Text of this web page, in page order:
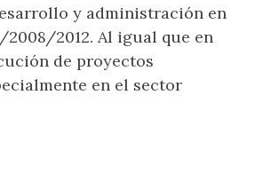
y administración en
2008/2012. Al igual que en
de proyectos
en el sector